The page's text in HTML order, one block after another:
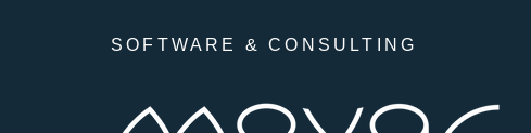
SOFTWARE & CONSULTING